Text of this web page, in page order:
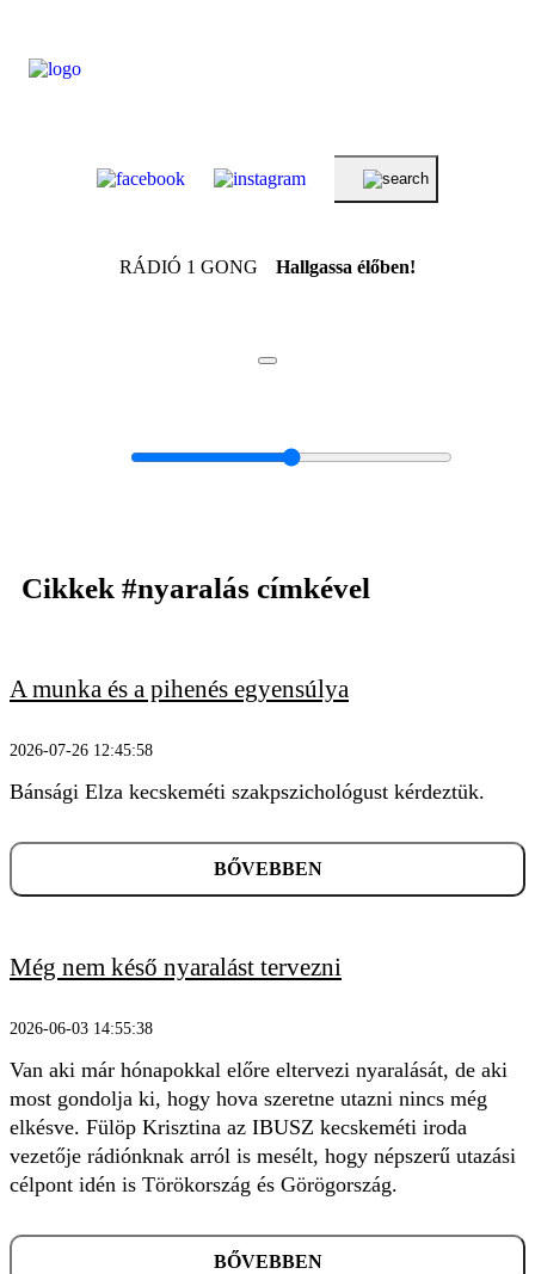
KERESÉS
RÁDIÓ 1 GONG Hallgassa élőben!
Cikkek #nyaralás címkével
A munka és a pihenés egyensúlya
2026-07-26 12:45:58
Bánsági Elza kecskeméti szakpszichológust kérdeztük.
BŐVEBBEN
Még nem késő nyaralást tervezni
2026-06-03 14:55:38
Van aki már hónapokkal előre eltervezi nyaralását, de aki
most gondolja ki, hogy hova szeretne utazni nincs még
elkésve. Fülöp Krisztina az IBUSZ kecskeméti iroda
vezetője rádiónknak arról is mesélt, hogy népszerű utazási
célpont idén is Törökország és Görögország.
BŐVEBBEN